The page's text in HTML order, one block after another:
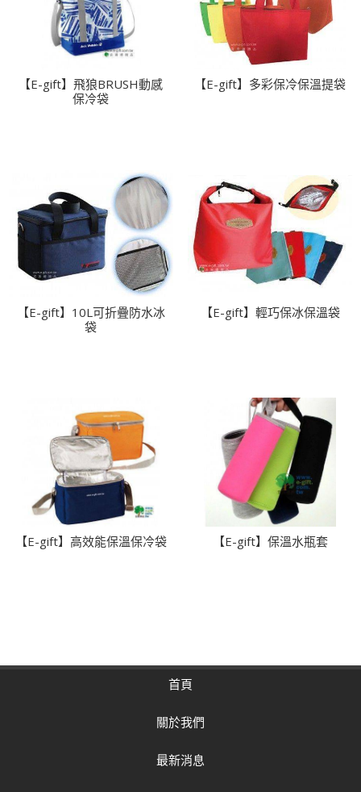
【E-gift】飛狼BRUSH動感
保冷袋
【E-gift】多彩保冷保溫提袋
【E-gift】10L可折疊防水冰
袋
【E-gift】輕巧保冰保溫袋
【E-gift】高效能保溫保冷袋 【E-gift】保溫水瓶套
首頁
關於我們
最新消息